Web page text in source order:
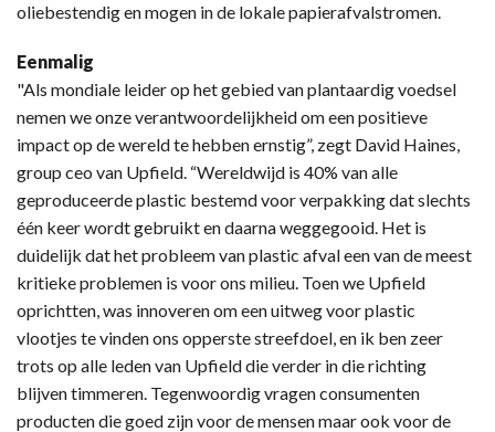
oliebestendig en mogen in de lokale papierafvalstromen.
Eenmalig
"Als mondiale leider op het gebied van plantaardig voedsel
nemen we onze verantwoordelijkheid om een positieve
impact op de wereld te hebben ernstig”, zegt David Haines,
group ceo van Upfield. “Wereldwijd is 40% van alle
geproduceerde plastic bestemd voor verpakking dat slechts
één keer wordt gebruikt en daarna weggegooid. Het is
duidelijk dat het probleem van plastic afval een van de meest
kritieke problemen is voor ons milieu. Toen we Upfield
oprichtten, was innoveren om een uitweg voor plastic
vlootjes te vinden ons opperste streefdoel, en ik ben zeer
trots op alle leden van Upfield die verder in die richting
blijven timmeren. Tegenwoordig vragen consumenten
producten die goed zijn voor de mensen maar ook voor de